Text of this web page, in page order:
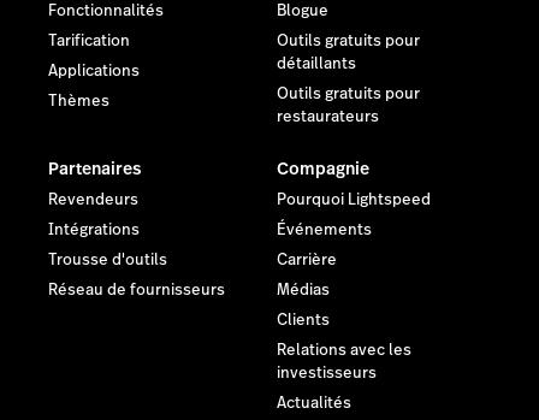
Fonctionnalités
Tarification
Applications
Thèmes
Blogue
Outils gratuits pour
détaillants
Outils gratuits pour
restaurateurs
Partenaires
Revendeurs
Intégrations
Trousse d'outils
Réseau de fournisseurs
Compagnie
Pourquoi Lightspeed
Événements
Carrière
Médias
Clients
Relations avec les
investisseurs
Actualités